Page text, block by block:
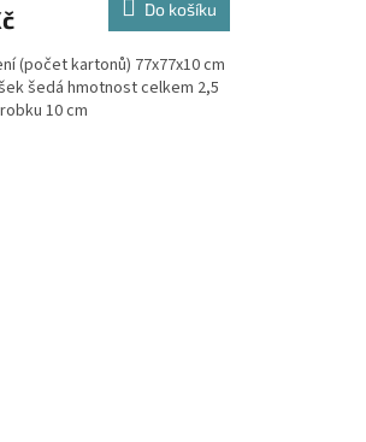
Do košíku
(počet kartonů) 77x77x10 cm
šedá hmotnost celkem 2,5
10 cm